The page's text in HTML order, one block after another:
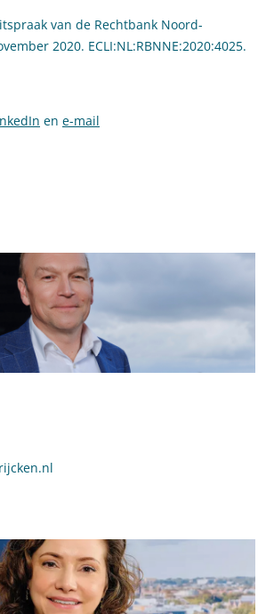
van de Rechtbank Noord-
2020. ECLI:NL:RBNNE:2020:4025.
en e-mail
Edward Brans